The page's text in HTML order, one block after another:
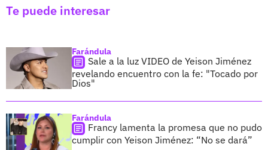
Te puede interesar
Farándula
Sale a la luz VIDEO de Yeison Jiménez
revelando encuentro con la fe: "Tocado por
Dios"
Farándula
Francy lamenta la promesa que no pudo
cumplir con Yeison Jiménez: “No se dará”